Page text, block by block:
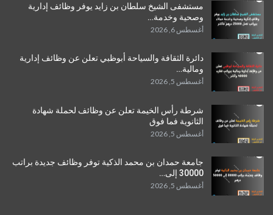
مستشفى الشيخ سلطان بن زايد يوفر وظائف إدارية
وصحية وخدمة…
أغسطس 6, 2026
دائرة الثقافة والسياحة أبوظبي تعلن عن وظائف إدارية
ومالية…
أغسطس 5, 2026
شرطة رأس الخيمة تعلن عن وظائف لحملة شهادة
الثانوية فما فوق
أغسطس 5, 2026
جامعة حمدان بن محمد الذكية توفر وظائف جديدة براتب
30000 إلى…
أغسطس 5, 2026